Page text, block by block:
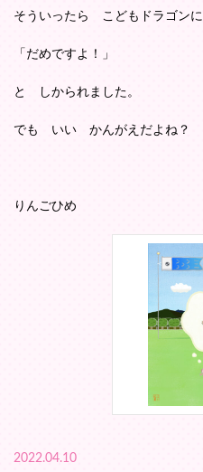
そういったら こどもドラゴンに
「だめですよ！」
と しかられました。
でも いい かんがえだよね？
りんごひめ
2022.04.10